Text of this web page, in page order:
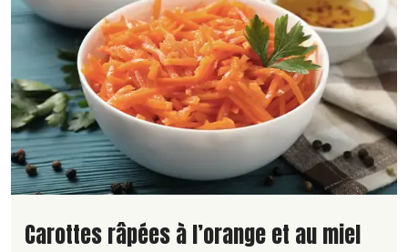
Lire la suite de la recette
Carottes râpées à l’orange et au miel